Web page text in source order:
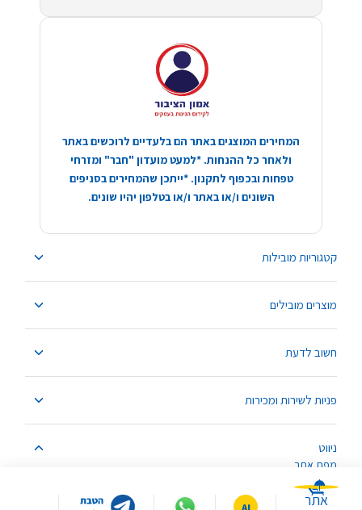
קטגוריות מובילות
מוצרים מובילים
חשוב לדעת
פניות לשירות ומכירות
ניווט
מפת אתר
המחירים המוצגים באתר הם בלעדיים לרוכשים באתר
ולאחר כל ההנחות. *למעט מועדון "חבר" ומזרחי
טפחות ובכפוף לתקנון. *ייתכן שהמחירים בסניפים
השונים ו/או באתר ו/או בטלפון יהיו שונים.
אתר